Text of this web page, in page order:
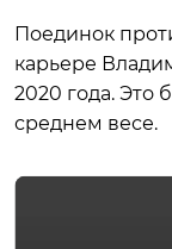
Поединок
карьере
2020 года. Это
среднем весе.